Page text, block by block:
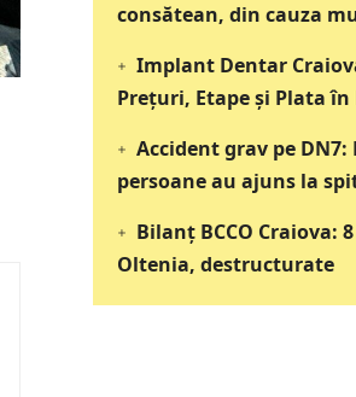
consătean, din cauza
Implant Dentar
Preţuri, Etape şi Plata în
Accident grav pe DN7:
persoane au ajuns la
Bilanț BCCO Craiova:
Oltenia, destructurate